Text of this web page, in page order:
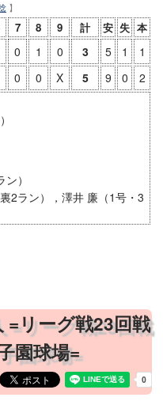
】
7 8 9 計 安 失 本
0 1 0 3 5 1 1
0 0 X 5 9 0
2
）
2ラン），澤井 廉（1号・3
リーグ戦23回戦
園球場=